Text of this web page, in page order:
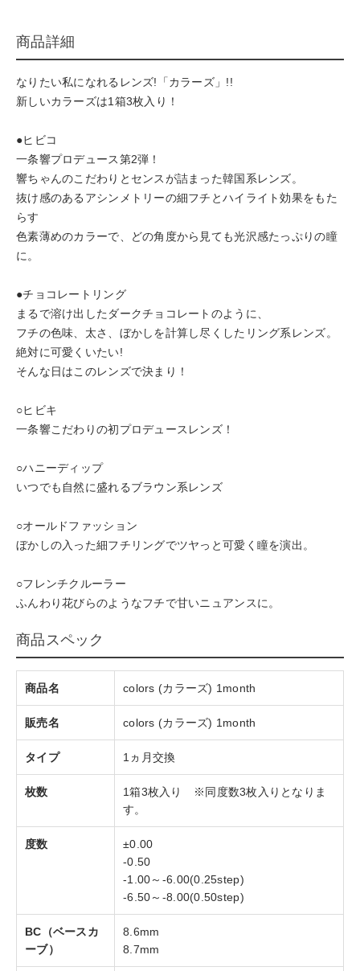
商品詳細
なりたい私になれるレンズ!「カラーズ」!!
新しいカラーズは1箱3枚入り！
●ヒビコ
一条響プロデュース第2弾！
響ちゃんのこだわりとセンスが詰まった韓国系レンズ。
抜け感のあるアシンメトリーの細フチとハイライト効果をもた
らす
色素薄めのカラーで、どの角度から見ても光沢感たっぷりの瞳
に。
●チョコレートリング
まるで溶け出したダークチョコレートのように、
フチの色味、太さ、ぼかしを計算し尽くしたリング系レンズ。
絶対に可愛くいたい!
そんな日はこのレンズで決まり！
○ヒビキ
一条響こだわりの初プロデュースレンズ！
○ハニーディップ
いつでも自然に盛れるブラウン系レンズ
○オールドファッション
ぼかしの入った細フチリングでツヤっと可愛く瞳を演出。
○フレンチクルーラー
ふんわり花びらのようなフチで甘いニュアンスに。
商品スペック
商品名 colors (カラーズ) 1month
販売名 colors (カラーズ) 1month
タイプ 1ヵ月交換
枚数
1箱3枚入り ※同度数3枚入りとなりま
す。
度数
±0.00
-0.50
-1.00～-6.00(0.25step)
-6.50～-8.00(0.50step)
BC（ベースカ
ーブ）
8.6mm
8.7mm